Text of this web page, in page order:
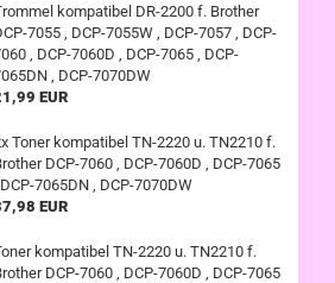
kompatibel DR-2200 f. Brother
7055 , DCP-7055W , DCP-7057 , DCP-
, DCP-7060D , DCP-7065 , DCP-
, DCP-7070DW
EUR
Toner kompatibel TN-2220 u. TN2210 f.
DCP-7060 , DCP-7060D , DCP-7065
7065DN , DCP-7070DW
EUR
kompatibel TN-2220 u. TN2210 f.
DCP-7060 , DCP-7060D , DCP-7065